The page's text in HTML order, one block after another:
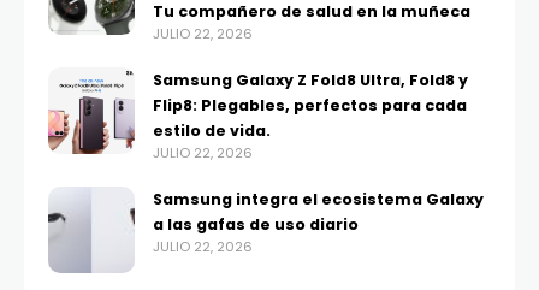
Tu compañero de salud en la muñeca
JULIO 22, 2026
Samsung Galaxy Z Fold8 Ultra, Fold8 y
Flip8: Plegables, perfectos para cada
estilo de vida.
JULIO 22, 2026
Samsung integra el ecosistema Galaxy
a las gafas de uso diario
JULIO 22, 2026